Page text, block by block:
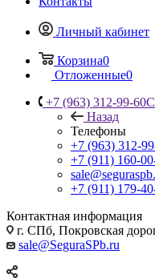
Личный кабинет
Корзина0
Отложенные0
+7 (963) 312-99-60
Назад
Телефоны
+7 (963) 312-
+7 (911) 160-
+7 (911) 179-
Контактная информация
г. СПб, Покровская
sale@SeguraSPb.ru